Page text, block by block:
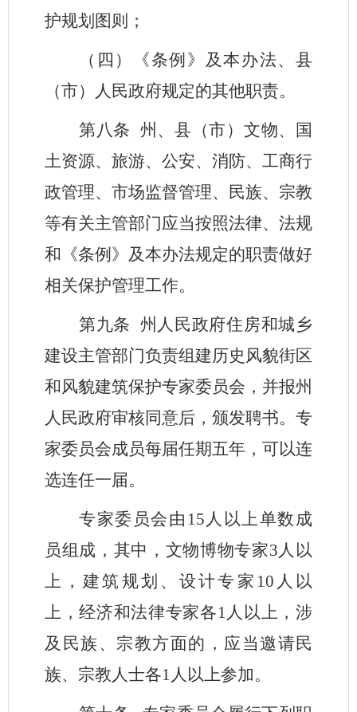
护规划图则；
（四）《条例》及本办法、县
（市）人民政府规定的其他职责。
第八条 州、县（市）文物、国
土资源、旅游、公安、消防、工商行
政管理、市场监督管理、民族、宗教
等有关主管部门应当按照法律、法规
和《条例》及本办法规定的职责做好
相关保护管理工作。
第九条 州人民政府住房和城乡
建设主管部门负责组建历史风貌街区
和风貌建筑保护专家委员会，并报州
人民政府审核同意后，颁发聘书。专
家委员会成员每届任期五年，可以连
选连任一届。
专家委员会由15人以上单数成
员组成，其中，文物博物专家3人以
上，建筑规划、设计专家10人以
上，经济和法律专家各1人以上，涉
及民族、宗教方面的，应当邀请民
族、宗教人士各1人以上参加。